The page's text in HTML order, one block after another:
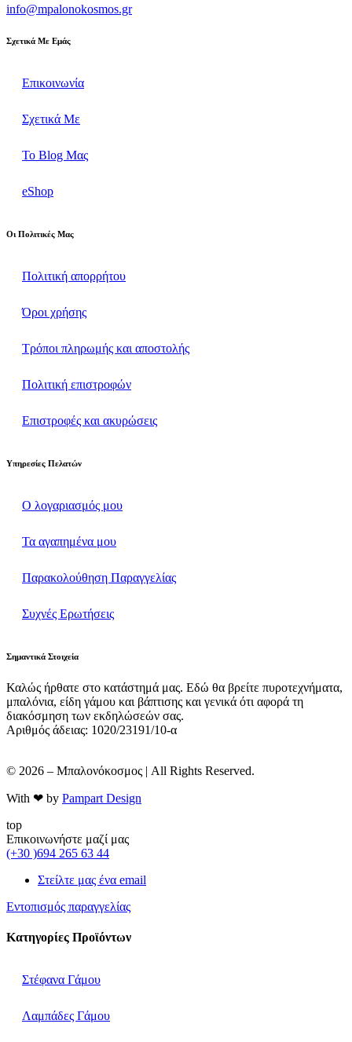
info@mpalonokosmos.gr
Σχετικά Με Εμάς
Επικοινωνία
Σχετικά Με
Το Blog Μας
eShop
Οι Πολιτικές Μας
Πολιτική απορρήτου
Όροι χρήσης
Τρόποι πληρωμής και αποστολής
Πολιτική επιστροφών
Επιστροφές και ακυρώσεις
Υπηρεσίες Πελατών
Ο λογαριασμός μου
Τα αγαπημένα μου
Παρακολούθηση Παραγγελίας
Συχνές Ερωτήσεις
Σημαντικά Στοιχεία
Καλώς ήρθατε στο κατάστημά μας. Εδώ θα βρείτε πυροτεχνήματα,
μπαλόνια, είδη γάμου και βάπτισης και γενικά ότι αφορά τη
διακόσμηση των εκδηλώσεών σας.
Αριθμός άδειας: 1020/23191/10-α
© 2026 – Μπαλονόκοσμος | All Rights Reserved.
With ❤ by Pampart Design
top
Επικοινωνήστε μαζί μας
(+30 )694 265 63 44
Στείλτε μας ένα email
Εντοπισμός παραγγελίας
Κατηγορίες Προϊόντων
Στέφανα Γάμου
Λαμπάδες Γάμου